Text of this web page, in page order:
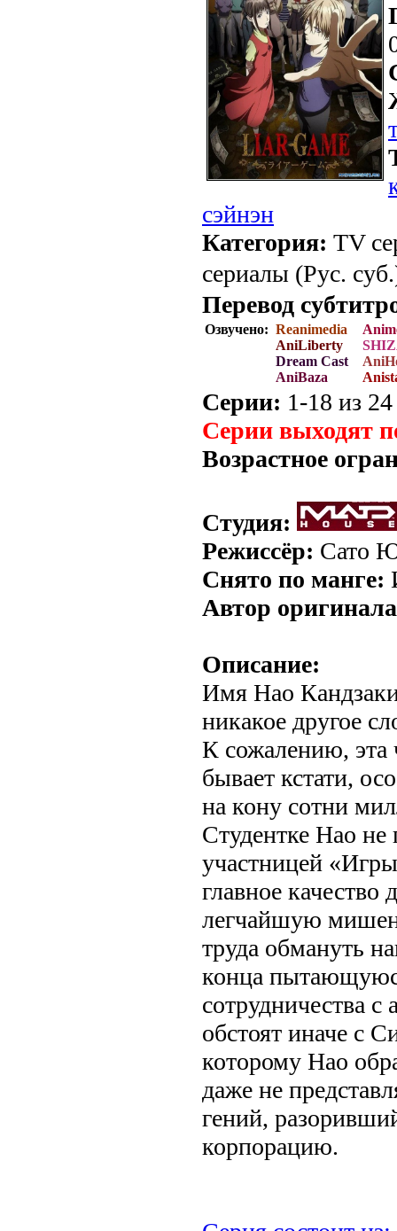
сэйнэн
Категория: TV
сериалы (Рус.
Перевод
Озвучено: Reanimedia
AniLiberty
Dream Cast
AniBaza
Серии: 1-18 из
Серии выходят
Возрастное
Студия:
Режиссёр: Сато
Снято по манге:
Автор
Описание:
Имя Нао Кандзаки
никакое другое
К сожалению, эта
бывает кстати,
на кону сотни
Студентке Нао не
участницей
главное качество
легчайшую
труда обмануть
конца
сотрудничества
обстоят иначе с
которому Нао
даже не
гений,
корпорацию.